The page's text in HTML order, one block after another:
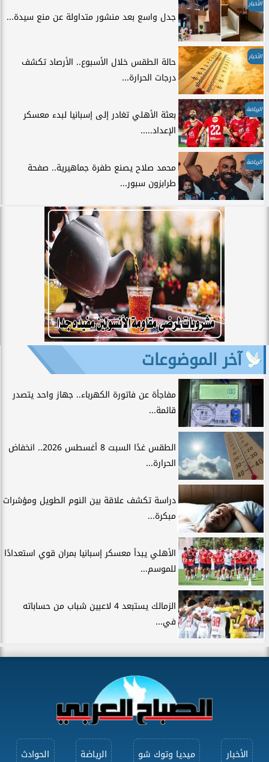
الأخبار
جدل واسع بعد منشور متداولة عن منع سيدة...
الأخبار
حالة الطقس خلال الأسبوع.. الأرصاد تكشف
درجات الحرارة...
الرياضة
بعثة الأهلي تغادر إلى إسبانيا لبدء معسكر
الإعداد.....
الرياضة
محمد صلاح يصنع طفرة جماهيرية.. صفحة
طرابزون سبور...
آخر الموضوعات
مفاجأة عن فاتورة الكهرباء.. جهاز واحد يتصدر
قائمة...
الطقس غدًا السبت 8 أغسطس 2026.. انخفاض
الحرارة...
دراسة تكشف علاقة بين النوم الطويل ومؤشرات
مبكرة...
الأهلي يبدأ معسكر إسبانيا بمران قوي استعدادًا
للموسم...
الزمالك يستبعد 4 لاعبين شباب من حساباته
في...
الأخبار ميديا وتوك شو الرياضة الحوادث